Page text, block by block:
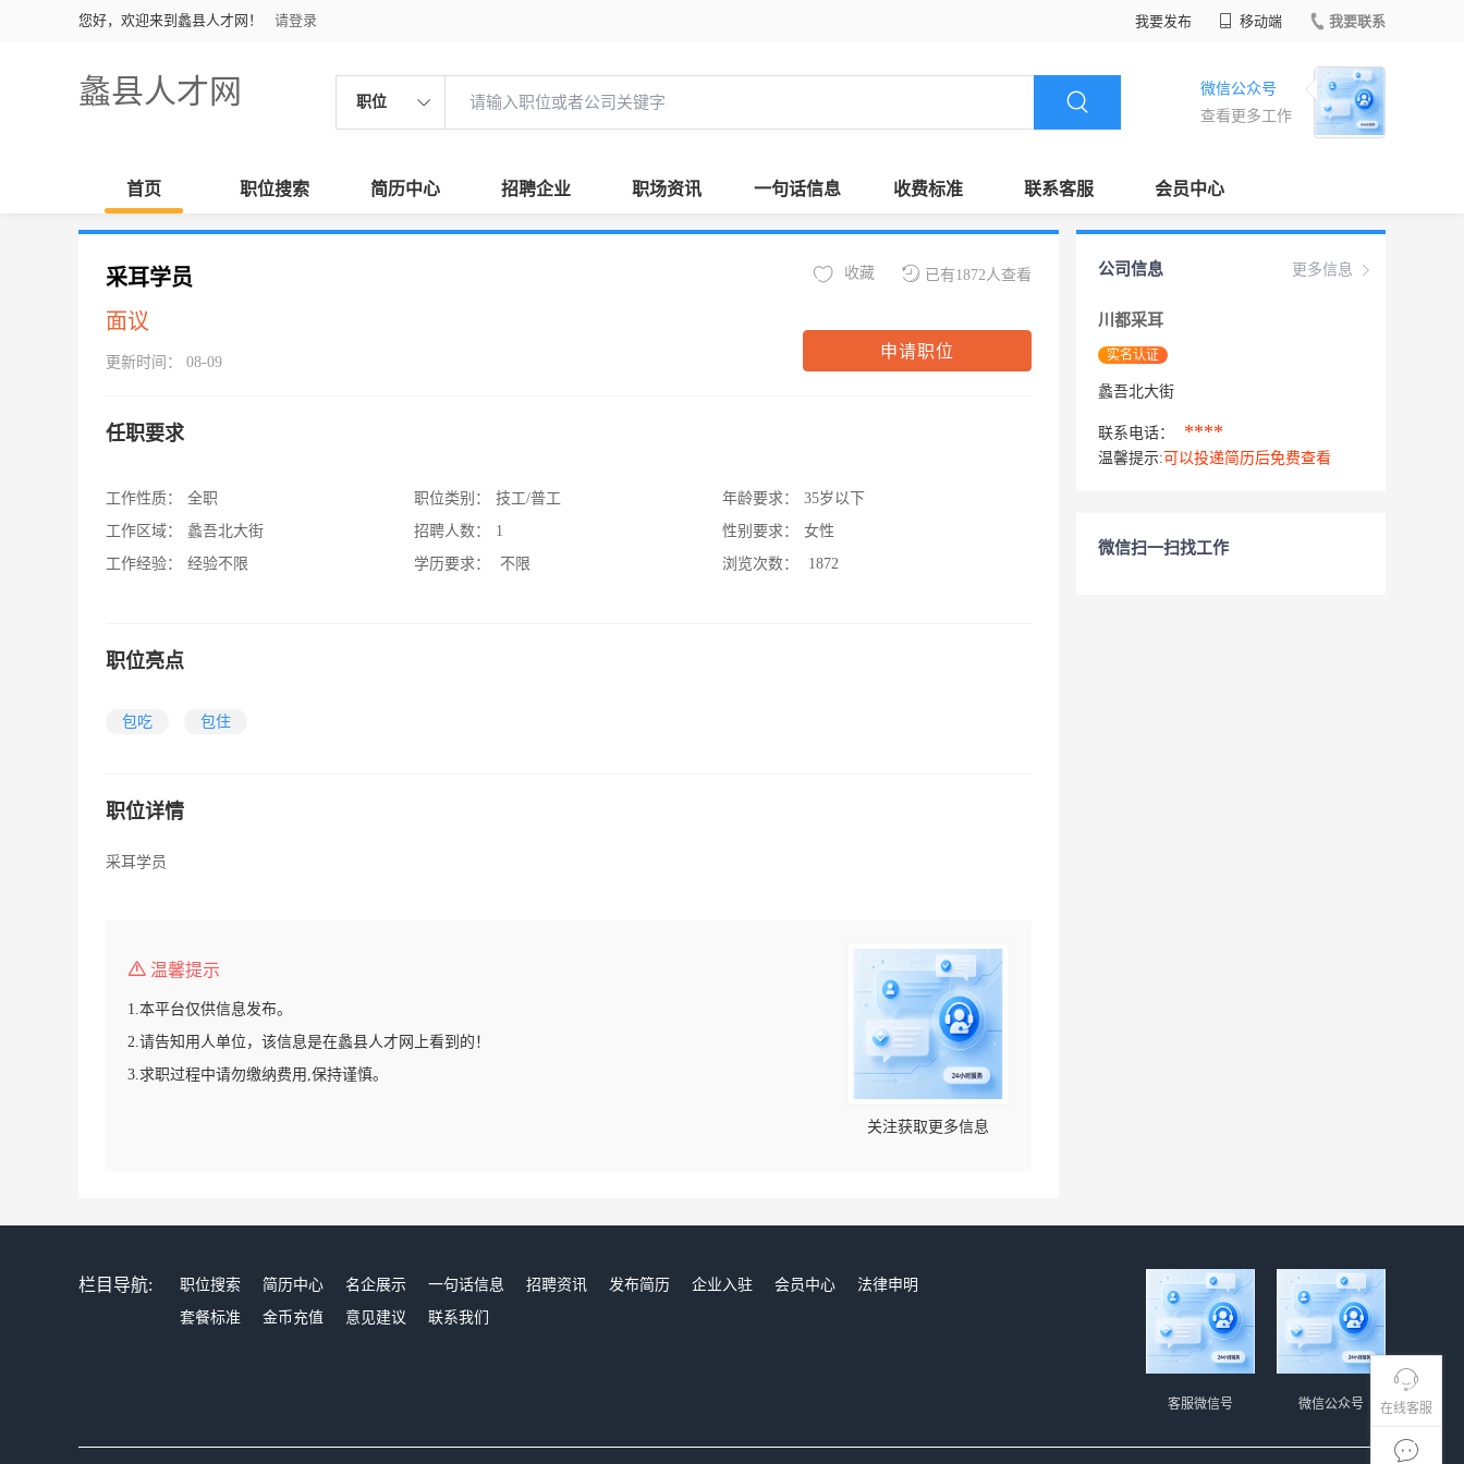
您好，欢迎来到蠡县人才网！ 请登录 我要发布 移动端 我要联系
蠡县人才网 职位
微信公众号
查看更多工作
首页 职位搜索 简历中心 招聘企业 职场资讯 一句话信息 收费标准 联系客服 会员中心
在线客服
采耳学员
面议
更新时间： 08-09
已有1872人查看
收藏
申请职位
任职要求
工作性质：
全职
工作区域：
蠡吾北大街
工作经验：
经验不限
职位类别：
技工/普工
招聘人数：
1
学历要求：
不限
年龄要求：
35岁以下
性别要求：
女性
浏览次数：
1872
职位亮点
包吃 包住
职位详情
采耳学员
温馨提示
1.本平台仅供信息发布。
2.请告知用人单位，该信息是在蠡县人才网上看到的！
3.求职过程中请勿缴纳费用,保持谨慎。
关注获取更多信息
更多信息
公司信息
川都采耳
实名认证
蠡吾北大街
联系电话： ****
温馨提示: 可以投递简历后免费查看
微信扫一扫找工作
栏目导航: 职位搜索 简历中心 名企展示 一句话信息 招聘资讯 发布简历 企业入驻 会员中心
法律申明
套餐标准
金币充值 意见建议 联系我们
微信公众号
客服微信号